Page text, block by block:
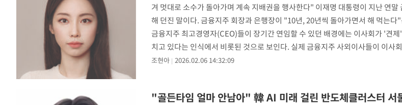
겨 멋대로 소수가 돌아가며 계속 지배권을 행사한다" 이재명 대통령이 지난 연말
해 던진 말이다. 금융지주 회장과 은행장이 "10년, 20년씩 돌아가면서 해 먹는다
금융지주 최고경영자(CEO)들이 장기간 연임할 수 있던 배경에는 이사회가 '견
치고 있다는 인식에서 비롯된 것으로 보인다. 실제 금융지주 사외이사들이 이사
조현아 2026.02.06 14:32:09
"골든타임 얼마 안남아" 韓 AI 미래 걸린 반도체클러스터 서